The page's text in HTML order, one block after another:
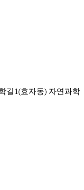
길1(효자동) 자연과학